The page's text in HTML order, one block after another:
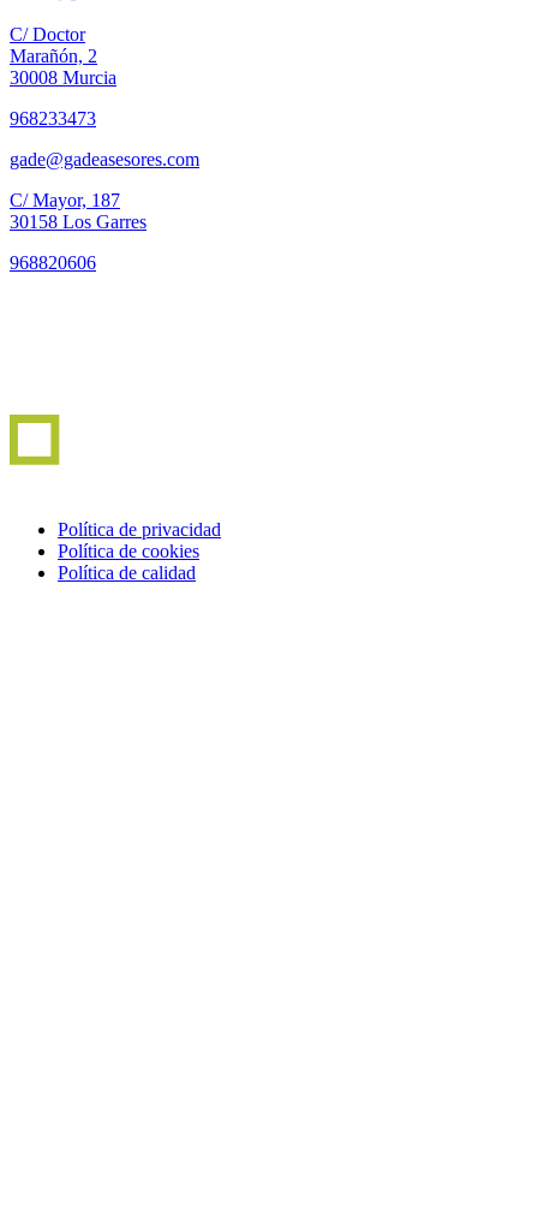
C/ Doctor
Marañón, 2
30008 Murcia
968233473
gade@gadeasesores.com
C/ Mayor, 187
30158 Los Garres
968820606
Política de privacidad
Política de cookies
Política de calidad